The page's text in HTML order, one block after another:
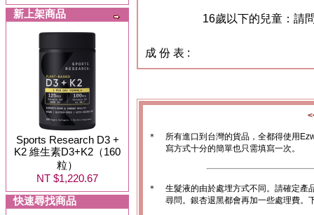
新上架商品
Sports Research D3 +
K2 維生素D3+K2（160
粒）
NT $1,220.67
快速尋找商品
16歲以下的兒童：請
成 份 表 :
＊
所有進口到台灣的貨品，全都得使用
寫方式十分的簡單也只需填寫一次。
＊
生髮液的由於處埋方式不同。請確定產
尋問。銀杏退黑都會再加一些處理費。